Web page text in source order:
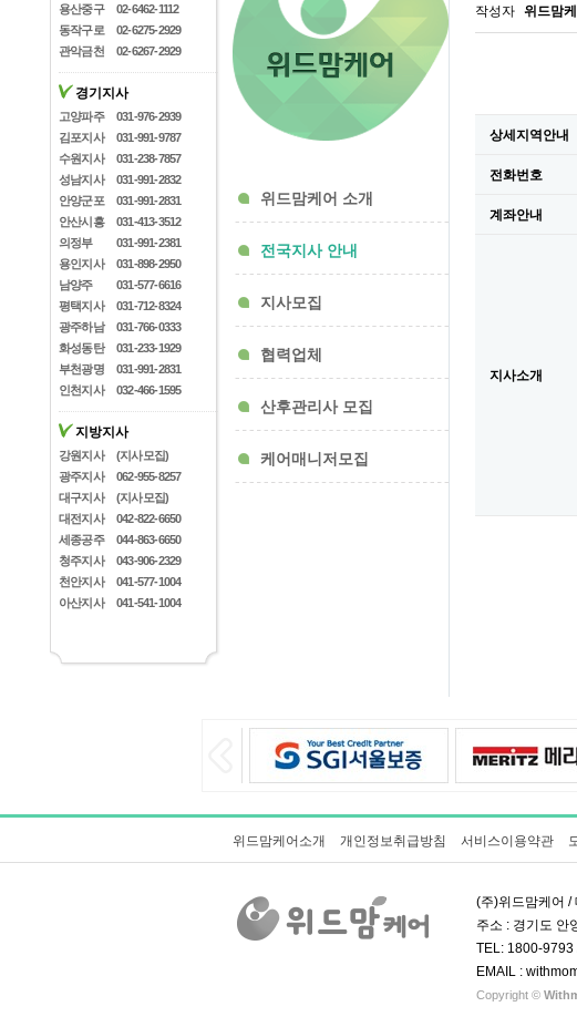
위드맘케어 소개
전국지사 안내
지사모집
협력업체
산후관리사 모집
케어매니저모집
용산중구
02-6462-1112
동작구로
02-6275-2929
관악금천
02-6267-2929
경기지사
고양파주
031-976-2939
김포지사
031-991-9787
수원지사
031-238-7857
성남지사
031-991-2832
안양군포
031-991-2831
안산시흥
031-413-3512
의정부
031-991-2381
용인지사
031-898-2950
남양주
031-577-6616
평택지사
031-712-8324
광주하남
031-766-0333
화성동탄
031-233-1929
부천광명
031-991-2831
인천지사
032-466-1595
지방지사
강원지사
(지사모집)
광주지사
062-955-8257
대구지사
(지사모집)
대전지사
042-822-6650
세종공주
044-863-6650
청주지사
043-906-2329
천안지사
041-577-1004
아산지사
041-541-1004
작성자 위드맘
상세지역안내
전화번호
계좌안내
지사소개
위드맘케어소개 개인정보취급방침 서비스이용약관
(주)위드맘케어 /
주소 : 경기도 안
TEL: 1800-
EMAIL :
Copyright ©